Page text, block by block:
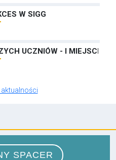
W SIGG
UCZNIÓW - I MIEJSCE W